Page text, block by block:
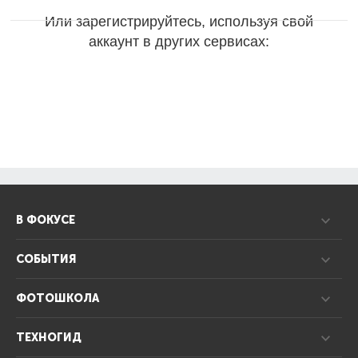
Или зарегистрируйтесь, используя свой
аккаунт в других сервисах:
В ФОКУСЕ
СОБЫТИЯ
ФОТОШКОЛА
ТЕХНОГИД